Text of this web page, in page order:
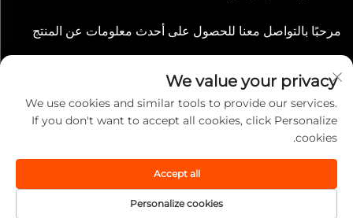
مرحبًا بالتواصل معنا للحصول على أحدث معلومات عن المنتج
إرسال
جميع الحقوق محفوظة © 2025 شركة ووشي ليكيان الدولية الصينية.
سياسة الخصوصية
We value your privacy
We use cookies and similar tools to provide our services.
If you don't want to accept all cookies, click Personalize
cookies.
Personalize cookies
Accept all